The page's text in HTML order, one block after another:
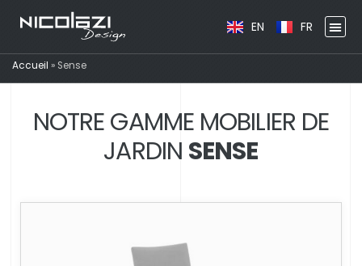
EN FR
Accueil » Sense
NOTRE GAMME MOBILIER DE
JARDIN SENSE